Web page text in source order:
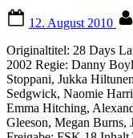
on
12. August 2010
Originaltitel: 28 Days
2002 Regie: Danny
Stoppani, Jukka
Sedgwick, Naomie
Emma Hitching,
Gleeson, Megan Burns,